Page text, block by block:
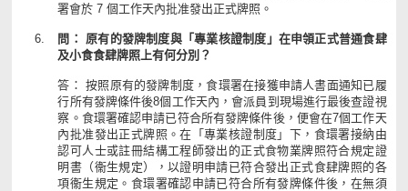
署會於 7 個工作天內批准發出正式牌照。
問： 原有的發牌制度與「專業核證制度」在申領正式普通食肆
及小食食肆牌照上有何分別？
答： 按照原有的發牌制度，食環署在接獲申請人書面通知已履
行所有發牌條件後8個工作天內，會派員到現場進行最後查證視
察。食環署確認申請已符合所有發牌條件後，便會在7個工作天
內批准發出正式牌照。在「專業核證制度」下，食環署接納由
認可人士或註冊結構工程師發出的正式食物業牌照符合規定證
明書（衞生規定），以證明申請已符合發出正式食肆牌照的各
項衞生規定。食環署確認申請已符合所有發牌條件後，在無須